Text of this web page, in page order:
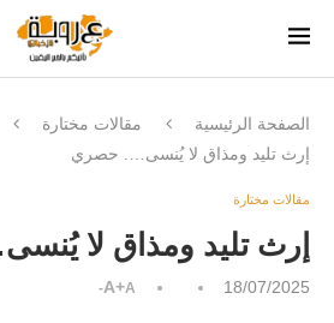
الصفحة الرئيسية
مقالات مختارة
إرث تليد ومذاق لا يُنسى…. حصري
مقالات مختارة
إرث تليد ومذاق لا
18/07/2025
A+A-